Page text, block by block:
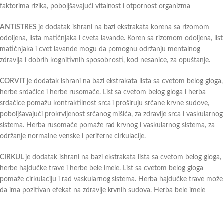
faktorima rizika, poboljšavajući vitalnost i otpornost organizma
ANTISTRES je dodatak ishrani na bazi ekstrakata korena sa rizomom
odoljena, lista matičnjaka i cveta lavande. Koren sa rizomom odoljena, list
matičnjaka i cvet lavande mogu da pomognu održanju mentalnog
zdravlja i dobrih kognitivnih sposobnosti, kod nesanice, za opuštanje.
CORVIT je dodatak ishrani na bazi ekstrakata lista sa cvetom belog gloga,
herbe srdačice i herbe rusomače. List sa cvetom belog gloga i herba
srdačice pomažu kontraktilnost srca i proširuju srčane krvne sudove,
poboljšavajući prokrvljenost srčanog mišića, za zdravlje srca i vaskularnog
sistema. Herba rusomače pomaže rad krvnog i vaskularnog sistema, za
održanje normalne venske i periferne cirkulacije.
CIRKUL je dodatak ishrani na bazi ekstrakata lista sa cvetom belog gloga,
herbe hajdučke trave i herbe bele imele. List sa cvetom belog gloga
pomaže cirkulaciju i rad vaskularnog sistema. Herba hajdučke trave može
da ima pozitivan efekat na zdravlje krvnih sudova. Herba bele imele